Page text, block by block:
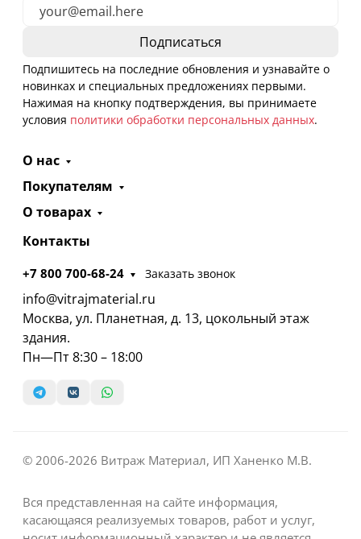
Подпишитесь на последние обновления и узнавайте о
новинках и специальных предложениях первыми.
Нажимая на кнопку подтверждения, вы принимаете
условия политики обработки персональных данных.
О нас
Покупателям
О товарах
Контакты
+7 800 700-68-24 Заказать звонок
info@vitrajmaterial.ru
Москва, ул. Планетная, д. 13, цокольный этаж
здания.
Пн—Пт 8:30 – 18:00
© 2006-2026 Витраж Материал, ИП Ханенко М.В.
Вся представленная на сайте информация,
касающаяся реализуемых товаров, работ и услуг,